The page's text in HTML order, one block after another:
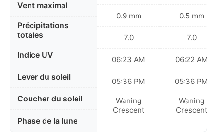
Vent maximal
Précipitations
totales
Indice UV
Lever du soleil
Coucher du soleil
Phase de la lune
0.9 mm
7.0
06:23 AM
05:36 PM
Waning
Crescent
0.5 mm
7.0
06:22 AM
05:36 PM
Waning
Crescent